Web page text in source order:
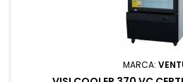
MARCA: